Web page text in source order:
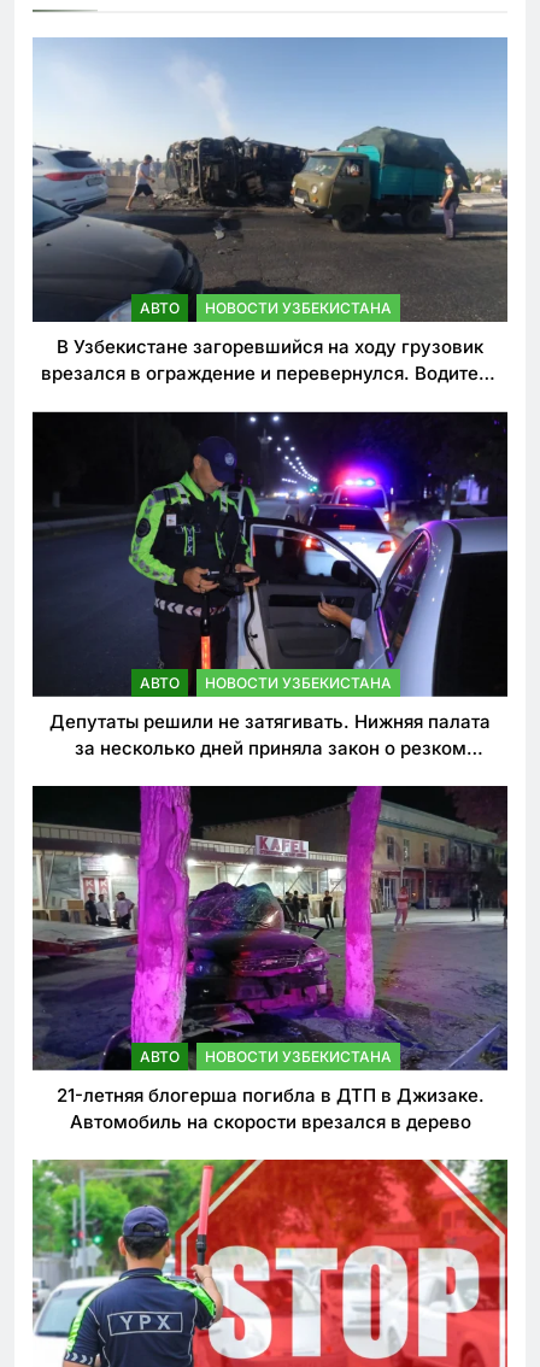
АВТО НОВОСТИ УЗБЕКИСТАНА
В Узбекистане загоревшийся на ходу грузовик
врезался в ограждение и перевернулся. Водитель
АВТО НОВОСТИ УЗБЕКИСТАНА
Депутаты решили не затягивать. Нижняя палата
за несколько дней приняла закон о резком
АВТО НОВОСТИ УЗБЕКИСТАНА
21-летняя блогерша погибла в ДТП в Джизаке.
Автомобиль на скорости врезался в дерево